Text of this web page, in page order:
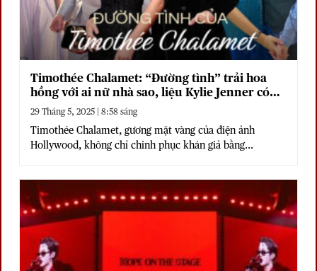
Timothée Chalamet: “Đường tình” trải hoa
hồng với ai nữ nhà sao, liệu Kylie Jenner có
phải người cuối cùng?
29 Tháng 5, 2025 | 8:58 sáng
Timothée Chalamet, gương mặt vàng của điện ảnh
Hollywood, không chỉ chinh phục khán giả bằng...